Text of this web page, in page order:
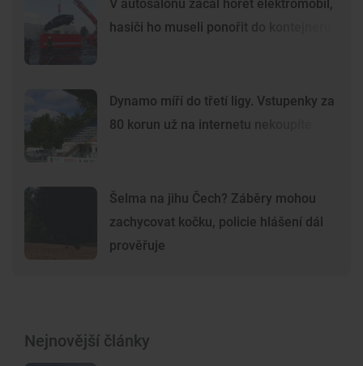
V autosalonu začal hořet elektromobil,
hasiči ho museli ponořit do kontejneru
Dynamo míří do třetí ligy. Vstupenky za
80 korun už na internetu nekoupíte
Šelma na jihu Čech? Záběry mohou
zachycovat kočku, policie hlášení dál
prověřuje
Nejnovější články